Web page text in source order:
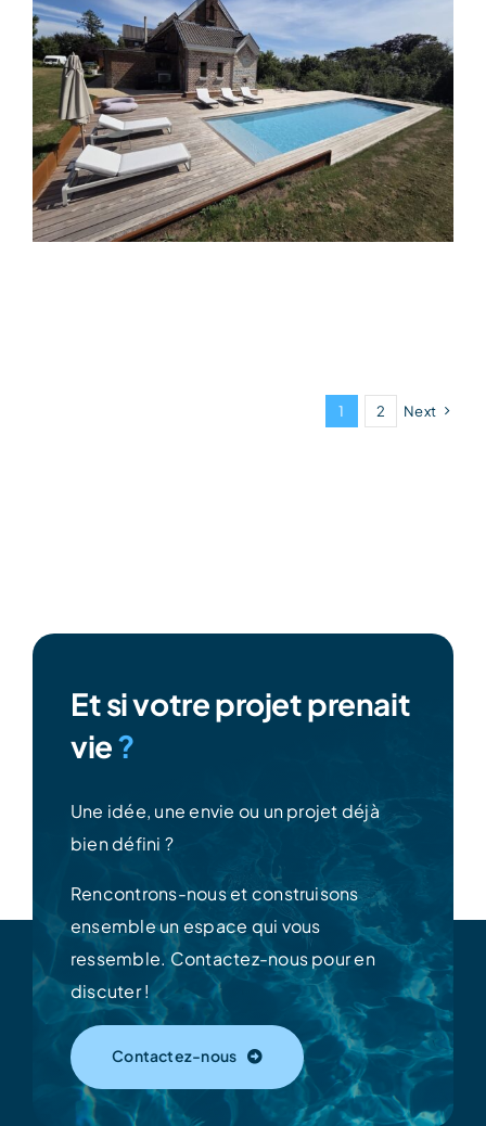
1 2 Next
Et si votre projet prenait
vie?
Une idée, une envie ou un projet déjà
bien défini ?
Rencontrons-nous et construisons
ensemble un espace qui vous
ressemble. Contactez-nous pour en
discuter !
Contactez-nous